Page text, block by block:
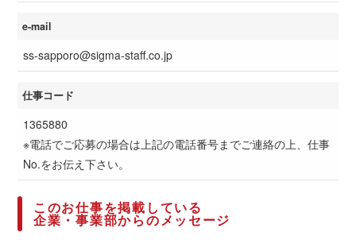
e-mail
ss-sapporo@sigma-staff.co.jp
仕事コード
1365880
※電話でご応募の場合は上記の電話番号までご連絡の上、仕事
No.をお伝え下さい。
このお仕事を掲載している
企業・事業部からのメッセージ